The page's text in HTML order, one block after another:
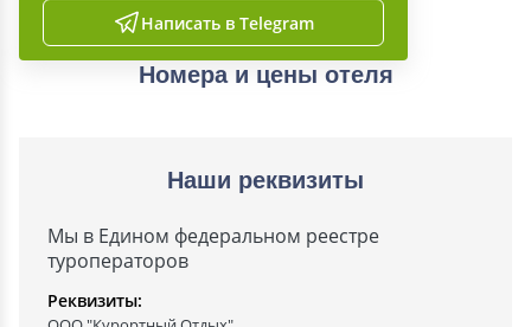
Написать в Telegram
Номера и цены отеля
Наши реквизиты
Мы в Едином федеральном реестре
туроператоров
Реквизиты: